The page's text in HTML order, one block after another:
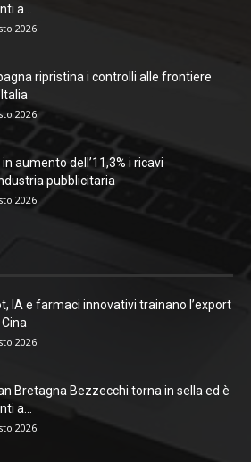
a...
2026
ripristina i controlli alle frontiere
2026
in aumento dell’11,3% i ricavi
pubblicitaria
2026
IA e farmaci innovativi trainano l’export
2026
Bretagna Bezzecchi torna in sella ed è
a...
2026